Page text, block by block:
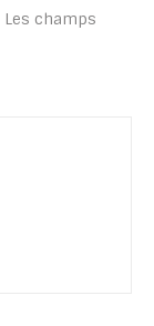
Les champs